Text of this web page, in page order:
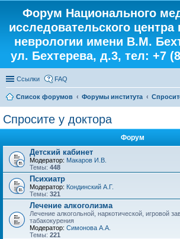
Форум Национального
исследовательского центра
неврологии имени В.М.
ул. Бехтерева, д.3, тел: +7
Ссылки FAQ
Список форумов Форумы института
Спросите у доктора
Форум
Детский кабинет
Модератор: Макаров И.В.
Темы: 448
Психиатр
Модератор: Кондинский А.Г.
Темы: 321
Лечение алкоголизма
Лечение алкогольной, наркотической, игровой
табакокурения
Модератор: Симонова А.А.
Темы: 221